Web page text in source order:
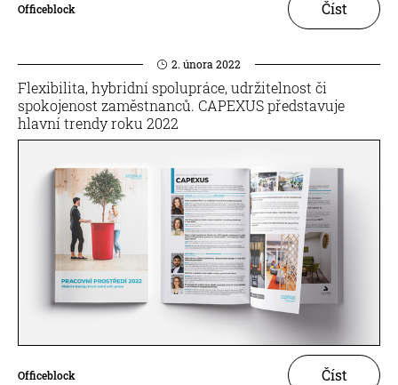
Officeblock Číst
2. února 2022
Flexibilita, hybridní spolupráce, udržitelnost či
spokojenost zaměstnanců. CAPEXUS představuje
hlavní trendy roku 2022
Officeblock Číst